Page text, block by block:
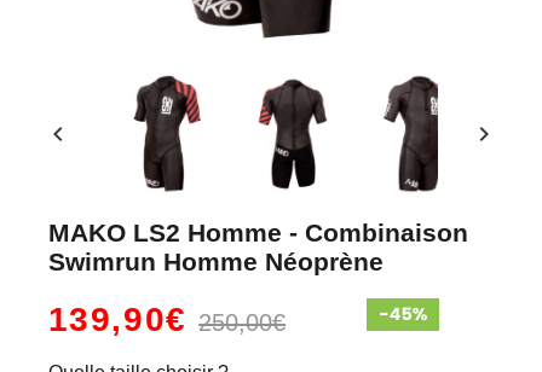
chevron_left chevron_right
MAKO LS2 Homme - Combinaison
Swimrun Homme Néoprène
139,90€250,00€